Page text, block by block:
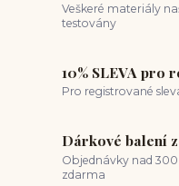
Veškeré materiály
testovány
10% SLEVA pro
Pro registrované
Dárkové balení
Objednávky nad
zdarma